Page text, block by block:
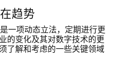
趋势
一项动态立法，定期进行更
的变化及其对数字技术的更
了解和考虑的一些关键领域